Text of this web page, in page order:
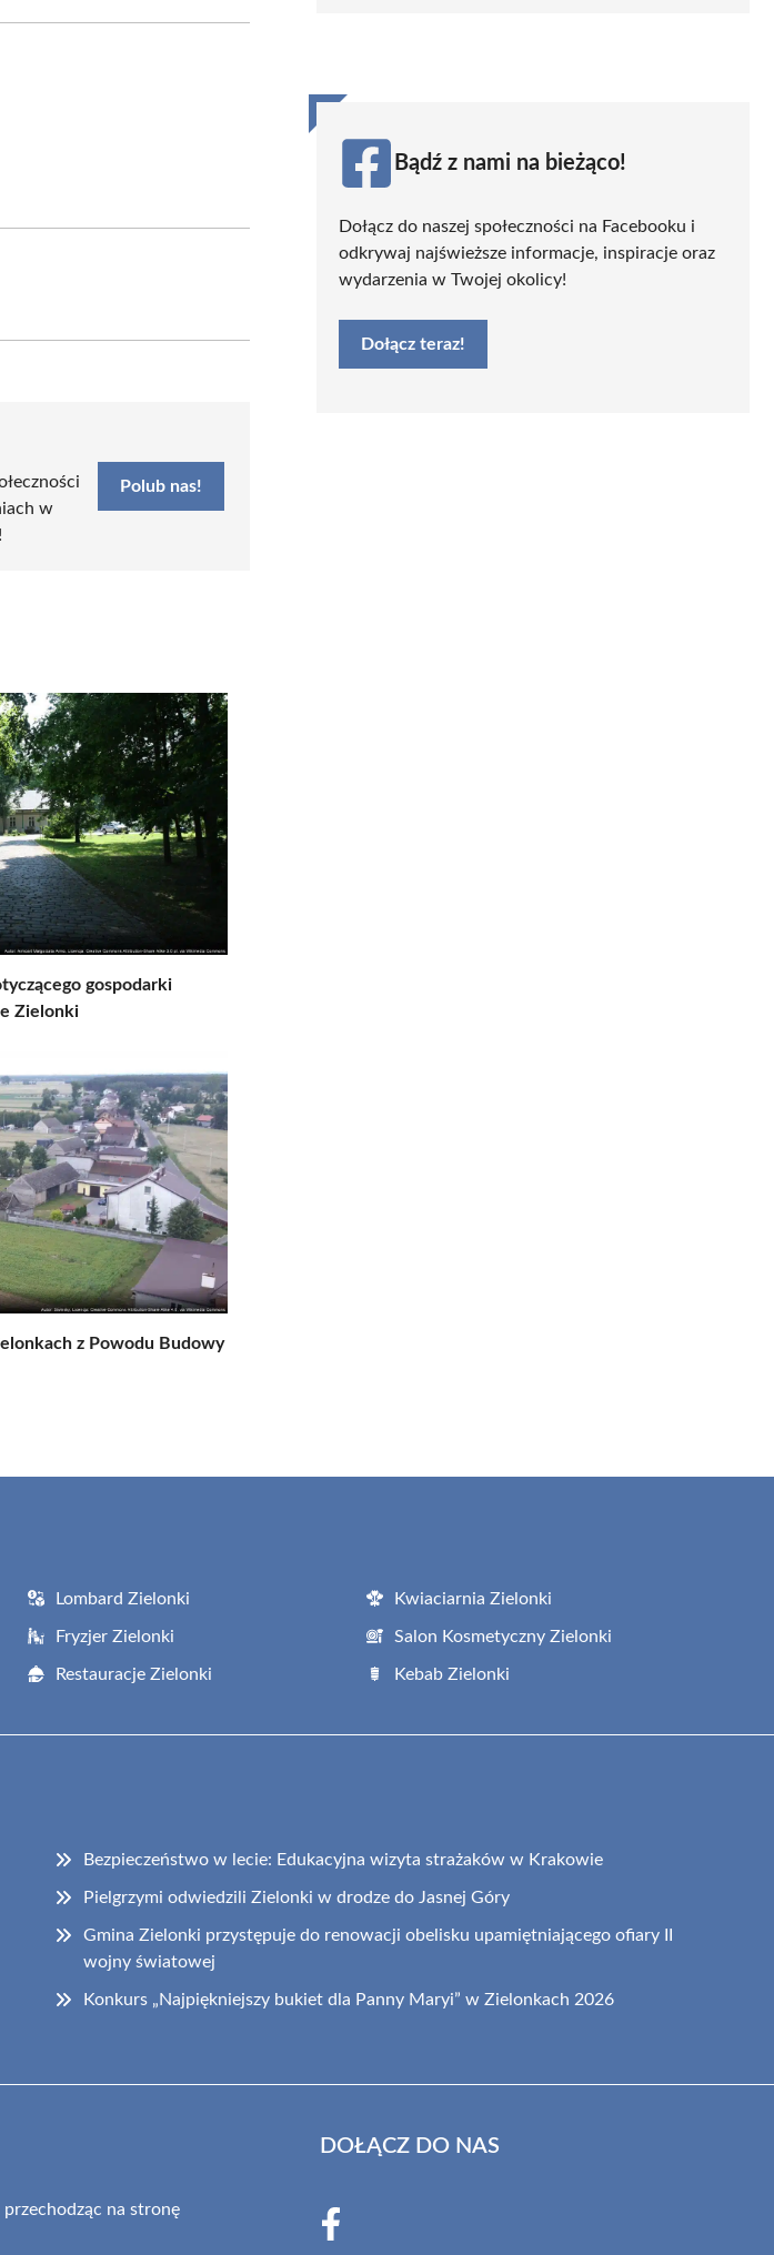
w
Polub nas!
gospodarki
Zielonki
z Powodu Budowy
Bądź z nami na bieżąco!
Dołącz do naszej społeczności na Facebooku i
odkrywaj najświeższe informacje, inspiracje oraz
wydarzenia w Twojej okolicy!
Dołącz teraz!
Lombard Zielonki Kwiaciarnia Zielonki
Fryzjer Zielonki Salon Kosmetyczny Zielonki
Restauracje Zielonki Kebab Zielonki
Bezpieczeństwo w lecie: Edukacyjna wizyta strażaków w Krakowie
Pielgrzymi odwiedzili Zielonki w drodze do Jasnej Góry
Gmina Zielonki przystępuje do renowacji obelisku upamiętniającego ofiary II
wojny światowej
Konkurs „Najpiękniejszy bukiet dla Panny Maryi” w Zielonkach 2026
na stronę
DOŁĄCZ DO NAS